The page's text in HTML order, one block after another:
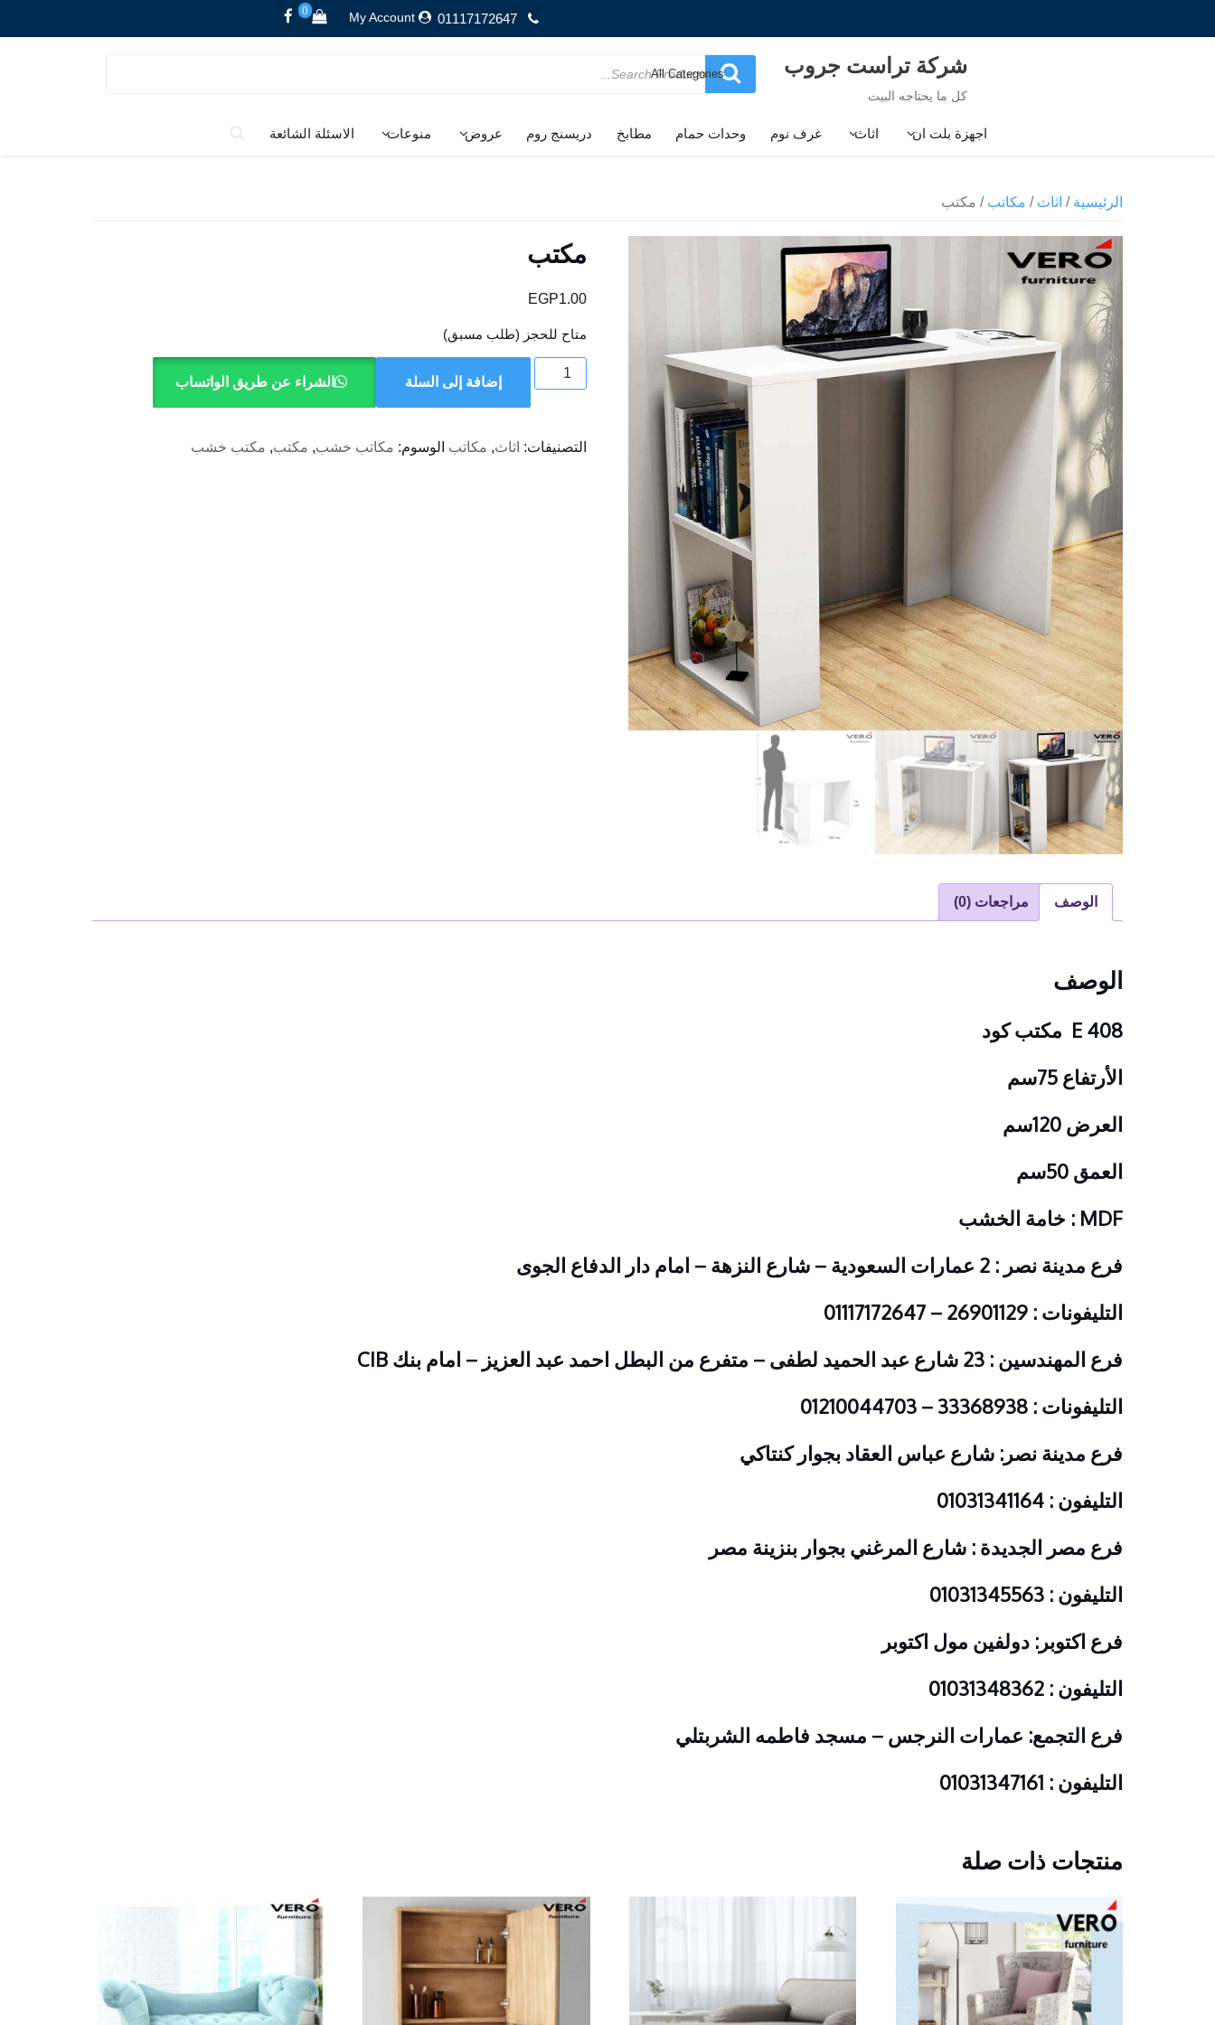
01117172647
My Account
0
شركة تراست جروب
كل ما يحتاجه البيت
Search
for
اجهزة بلت ان اثاث غرف نوم وحدات حمام مطابخ دريسنج روم عروض منوعات الاسئلة الشائعة
الرئيسية / اثاث / مكاتب / مكتب
مكتب
EGP1.00
متاح للحجز (طلب مسبق)
كمية
مكتب
إضافة إلى السلة الشراء عن طريق الواتساب
التصنيفات: اثاث, مكاتب الوسوم: مكاتب خشب, مكتب, مكتب خشب
الوصف مراجعات (0)
الوصف
E 408 مكتب كود
الأرتفاع 75سم
العرض 120سم
العمق 50سم
MDF :
خامة الخشب
فرع مدينة نصر : 2 عمارات السعودية – شارع النزهة – امام دار الدفاع الجوى
التليفونات : 26901129 – 01117172647
فرع المهندسين : 23 شارع عبد الحميد لطفى – متفرع من البطل احمد عبد العزيز – امام بنك CIB
التليفونات : 33368938 – 01210044703
فرع مدينة نصر: شارع عباس العقاد بجوار كنتاكي
التليفون : 01031341164
فرع مصر الجديدة : شارع المرغني بجوار بنزينة مصر
التليفون : 01031345563
فرع اكتوبر: دولفين مول اكتوبر
التليفون : 01031348362
فرع التجمع: عمارات النرجس – مسجد فاطمه الشربتلي
التليفون : 01031347161
منتجات ذات صلة